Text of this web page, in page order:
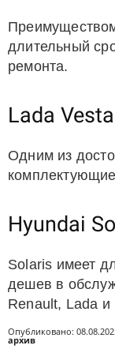
длительный
ремонта.
Lada Vesta
Одним из
Hyundai
Solaris имеет
дешев в
Renault, Lada и
Опубликовано:
архив